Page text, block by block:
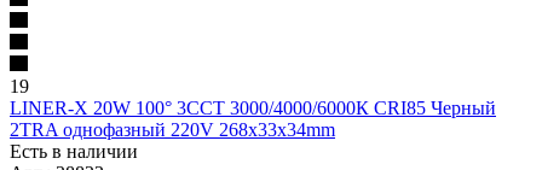
19
LINER-X 20W 100° 3ССТ 3000/4000/6000К CRI85 Черный
2TRA однофазный 220V 268x33x34mm
Есть в наличии